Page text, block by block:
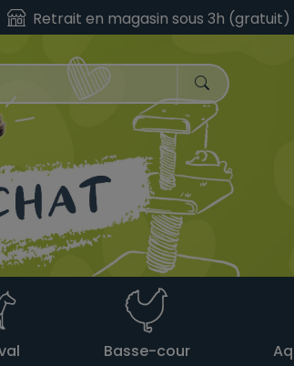
Retrait en magasin sous 3h (gratuit)
Basse-cour